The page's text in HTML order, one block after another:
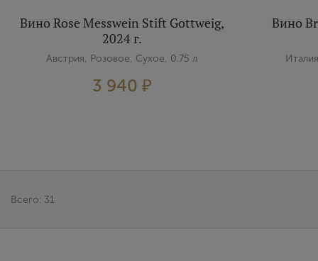
Вино Rose Messwein Stift Gottweig,
2024 г.
Австрия, Розовое, Сухое, 0.75 л
3 940 ₽
Вино
Всего: 31